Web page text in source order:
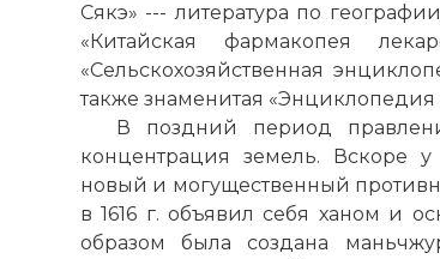
Сякэ» --- литература по
«Китайская фармакопея
«Сельскохозяйственная
также знаменитая
В поздний период
концентрация земель. Вскоре
новый и могущественный
в 1616 г. объявил себя ханом и
образом была создана